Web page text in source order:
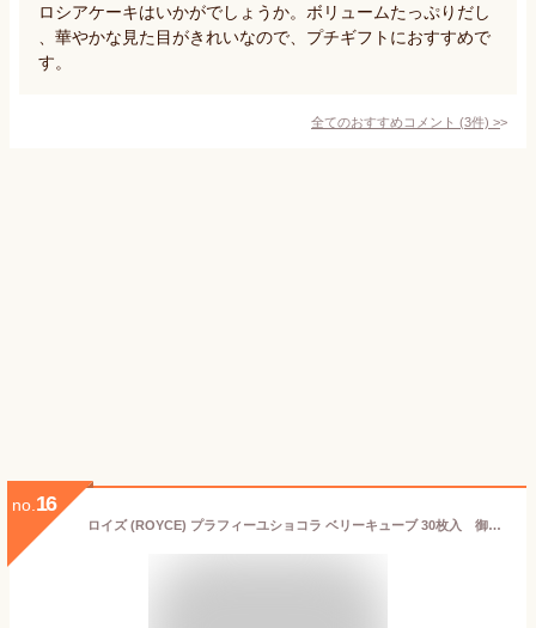
ロシアケーキはいかがでしょうか。ボリュームたっぷりだし
、華やかな見た目がきれいなので、プチギフトにおすすめで
す。
全てのおすすめコメント (3件) >
no. 16
ロイズ (ROYCE) プラフィーユショコラ ベリーキューブ 30枚入 御中元 2026 ギフト プチギフト 札幌 スイーツ チョコレート ベリーソース フルーティー パリッっと食感 お菓子 個包装 洋菓子 誕生日 内祝い 退職 お礼 お祝い 転勤 お礼 お返し